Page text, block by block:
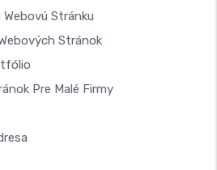
Stránku
Stránok
Pre Malé Firmy